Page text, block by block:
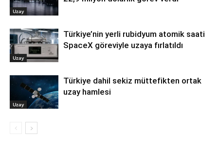
Uzay
Uzay
Türkiye’nin yerli rubidyum atomik saati
SpaceX göreviyle uzaya fırlatıldı
Uzay
Türkiye dahil sekiz müttefikten ortak
uzay hamlesi